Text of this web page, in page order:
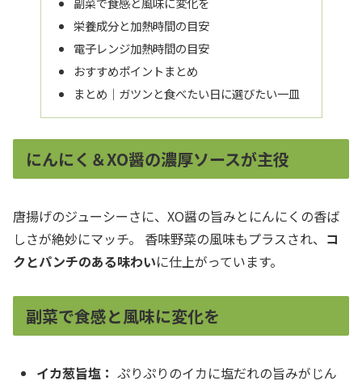
栄養成分と加熱時間の目安
電子レンジ加熱時間の目安
おすすめポイントまとめ
まとめ｜ガツンと食べたい日に選びたい一皿
にんにく＆XO醤の濃厚ソースが主役
唐揚げのジューシーさに、XO醤の旨みとにんにくの香ば
しさが絶妙にマッチ。 香味野菜の風味もプラスされ、 コ
クとパンチのある味わいに仕上がっています。
副菜で食感と風味に変化を
イカ葱旨塩： ぷりぷりのイカに塩だれの旨みがじん